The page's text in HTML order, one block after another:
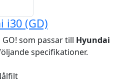
i30 (GD)
som passar till Hyundai
specifikationer.